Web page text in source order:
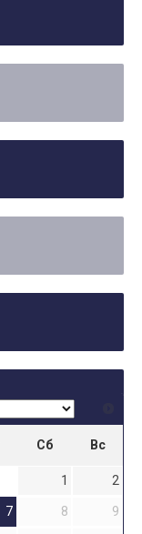
Сб Вс
1
2
7 8
9